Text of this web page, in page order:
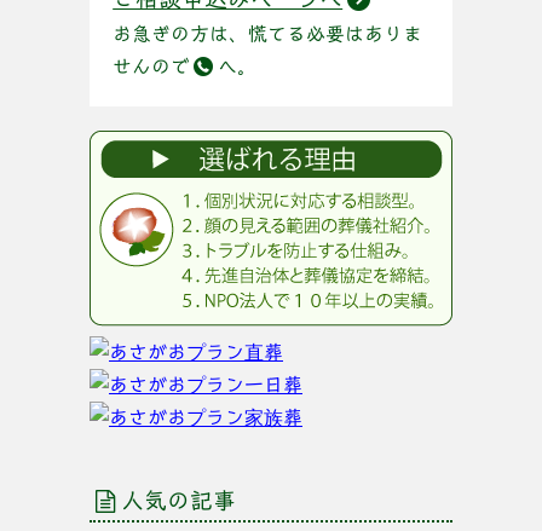
お急ぎの方は、慌てる必要はありま
せんので
へ。
人気の記事